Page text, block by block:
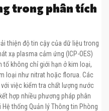
trong phân tích
thiện độ tin cậy của dữ liệu trong
xạ plasma cảm ứng (ICP-OES)
tố không chỉ giới hạn ở kim loại,
loại như nitrat hoặc florua. Các
việc kiểm tra chất lượng nước
hợp nhiều phương pháp phân
thống Quản lý Thông tin Phòng